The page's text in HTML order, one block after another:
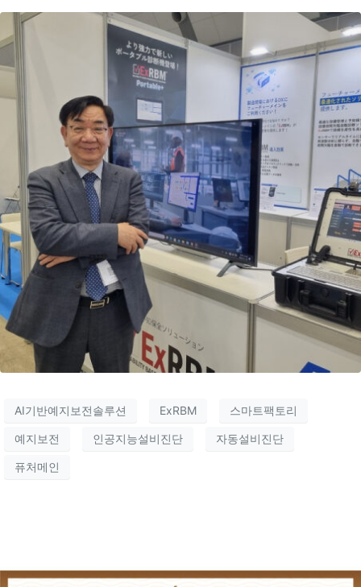
AI기반예지보전솔루션 ExRBM 스마트팩토리
예지보전 인공지능설비진단 자동설비진단
퓨처메인